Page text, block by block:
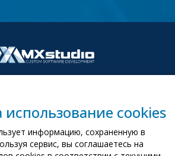
studio.pl
использование cookies
информацию, сохраненную в
сервис, вы соглашаетесь на